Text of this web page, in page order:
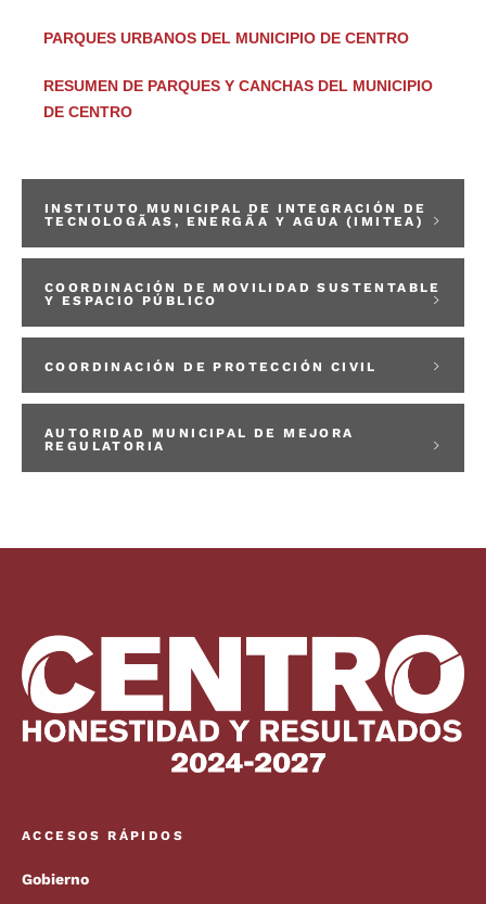
PARQUES URBANOS DEL MUNICIPIO DE CENTRO
RESUMEN DE PARQUES Y CANCHAS DEL MUNICIPIO
DE CENTRO
INSTITUTO MUNICIPAL DE INTEGRACIÓN DE
TECNOLOGÃAS, ENERGÃA Y AGUA (IMITEA)
COORDINACIÓN DE MOVILIDAD SUSTENTABLE
Y ESPACIO PÚBLICO
COORDINACIÓN DE PROTECCIÓN CIVIL
AUTORIDAD MUNICIPAL DE MEJORA
REGULATORIA
ACCESOS RÁPIDOS
Gobierno